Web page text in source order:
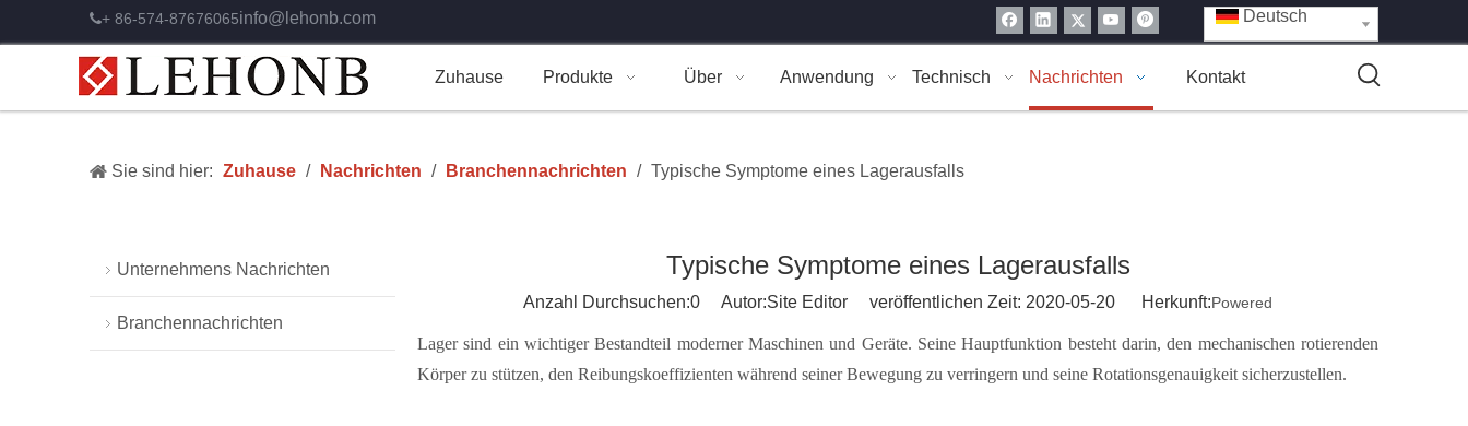
+ 86-574-87676065info@lehonb.com Deutsch
Zuhause Produkte Über Anwendung Technisch Nachrichten Kontakt
Sie sind hier: Zuhause / Nachrichten / Branchennachrichten / Typische Symptome eines Lagerausfalls
Unternehmens Nachrichten
Branchennachrichten
Typische Symptome eines Lagerausfalls
Anzahl Durchsuchen:0 Autor:Site Editor veröffentlichen Zeit: 2020-05-20 Herkunft:Powered
Lager sind ein wichtiger Bestandteil moderner Maschinen und Geräte. Seine Hauptfunktion besteht darin, den mechanischen rotierenden
Körper zu stützen, den Reibungskoeffizienten während seiner Bewegung zu verringern und seine Rotationsgenauigkeit sicherzustellen.